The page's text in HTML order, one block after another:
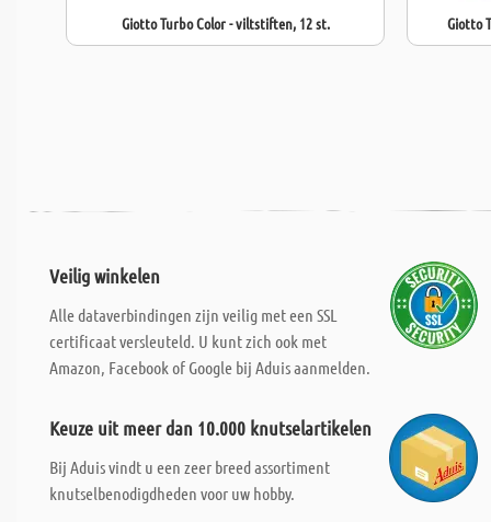
Giotto Turbo Color - viltstiften, 12 st. Giotto
Veilig winkelen
Alle dataverbindingen zijn veilig met een SSL
certificaat versleuteld. U kunt zich ook met
Amazon, Facebook of Google bij Aduis aanmelden.
Keuze uit meer dan 10.000 knutselartikelen
Bij Aduis vindt u een zeer breed assortiment
knutselbenodigdheden voor uw hobby.